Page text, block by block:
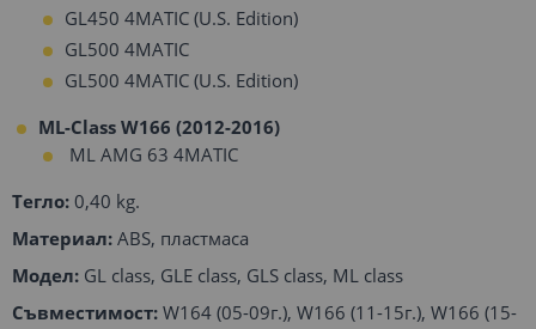
GL450 4MATIC (U.S. Edition)
GL500 4MATIC
GL500 4MATIC (U.S. Edition)
ML-Class W166 (2012-2016)
ML AMG 63 4MATIC
Тегло: 0,40 kg.
Материал: ABS, пластмаса
Модел: GL class, GLE class, GLS class, ML class
Съвместимост: W164 (05-09г.), W166 (11-15г.), W166 (15-